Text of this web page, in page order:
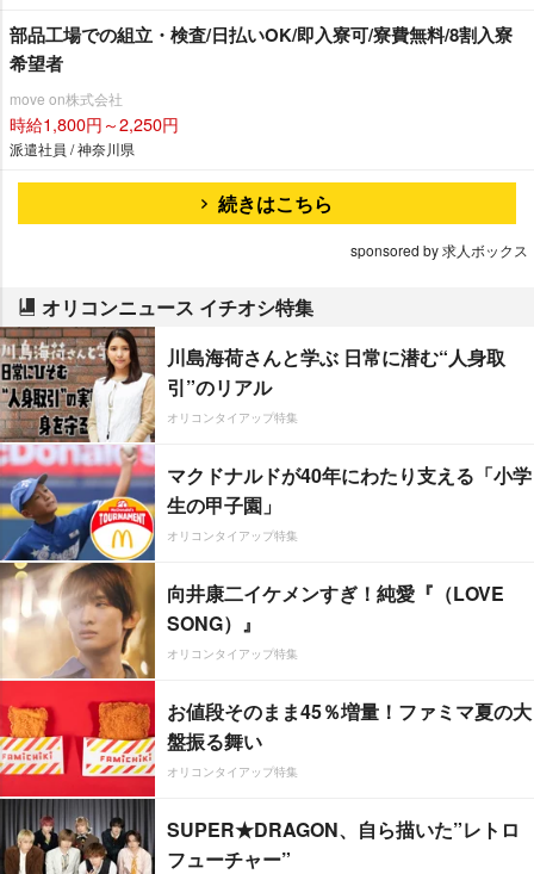
部品工場での組立・検査/日払いOK/即入寮可/寮費無料/8割入寮
希望者
move on株式会社
時給1,800円～2,250円
派遣社員 / 神奈川県
続きはこちら
sponsored by 求人ボックス
オリコンニュース イチオシ特集
川島海荷さんと学ぶ 日常に潜む“人身取
引”のリアル
オリコンタイアップ特集
マクドナルドが40年にわたり支える「小学
生の甲子園」
オリコンタイアップ特集
向井康二イケメンすぎ！純愛『（LOVE
SONG）』
オリコンタイアップ特集
お値段そのまま45％増量！ファミマ夏の大
盤振る舞い
オリコンタイアップ特集
SUPER★DRAGON、自ら描いた”レトロ
フューチャー”